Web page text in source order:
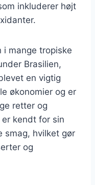
inkluderer højt
i mange tropiske
Brasilien,
en vigtig
økonomier og er
retter og
kendt for sin
smag, hvilket gør
og